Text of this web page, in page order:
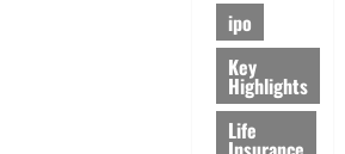
ipo
Key
Highlights
Life